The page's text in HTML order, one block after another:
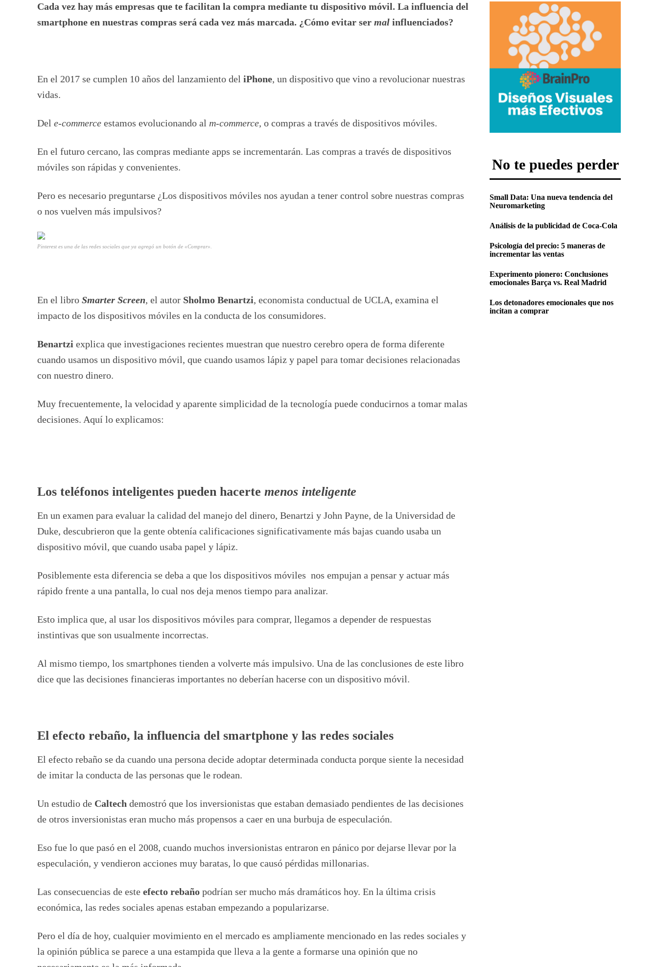
Cada vez hay más empresas que te facilitan la compra mediante tu dispositivo móvil. La influencia del
smartphone en nuestras compras será cada vez más marcada. ¿Cómo evitar ser mal influenciados?
En el 2017 se cumplen 10 años del lanzamiento del iPhone, un dispositivo que vino a revolucionar nuestras
vidas.
Del e-commerce estamos evolucionando al m-commerce, o compras a través de dispositivos móviles.
En el futuro cercano, las compras mediante apps se incrementarán. Las compras a través de dispositivos
móviles son rápidas y convenientes.
Pero es necesario preguntarse ¿Los dispositivos móviles nos ayudan a tener control sobre nuestras compras
o nos vuelven más impulsivos?
Pinterest es una de las redes sociales que ya agregó un botón de «Comprar».
En el libro Smarter Screen, el autor Sholmo Benartzi, economista conductual de UCLA, examina el
impacto de los dispositivos móviles en la conducta de los consumidores.
Benartzi explica que investigaciones recientes muestran que nuestro cerebro opera de forma diferente
cuando usamos un dispositivo móvil, que cuando usamos lápiz y papel para tomar decisiones relacionadas
con nuestro dinero.
Muy frecuentemente, la velocidad y aparente simplicidad de la tecnología puede conducirnos a tomar malas
decisiones. Aquí lo explicamos:
Los teléfonos inteligentes pueden hacerte menos inteligente
En un examen para evaluar la calidad del manejo del dinero, Benartzi y John Payne, de la Universidad de
Duke, descubrieron que la gente obtenía calificaciones significativamente más bajas cuando usaba un
dispositivo móvil, que cuando usaba papel y lápiz.
Posiblemente esta diferencia se deba a que los dispositivos móviles nos empujan a pensar y actuar más
rápido frente a una pantalla, lo cual nos deja menos tiempo para analizar.
Esto implica que, al usar los dispositivos móviles para comprar, llegamos a depender de respuestas
instintivas que son usualmente incorrectas.
Al mismo tiempo, los smartphones tienden a volverte más impulsivo. Una de las conclusiones de este libro
dice que las decisiones financieras importantes no deberían hacerse con un dispositivo móvil.
El efecto rebaño, la influencia del smartphone y las redes sociales
El efecto rebaño se da cuando una persona decide adoptar determinada conducta porque siente la necesidad
de imitar la conducta de las personas que le rodean.
Un estudio de Caltech demostró que los inversionistas que estaban demasiado pendientes de las decisiones
de otros inversionistas eran mucho más propensos a caer en una burbuja de especulación.
Eso fue lo que pasó en el 2008, cuando muchos inversionistas entraron en pánico por dejarse llevar por la
especulación, y vendieron acciones muy baratas, lo que causó pérdidas millonarias.
Las consecuencias de este efecto rebaño podrían ser mucho más dramáticos hoy. En la última crisis
económica, las redes sociales apenas estaban empezando a popularizarse.
Pero el día de hoy, cualquier movimiento en el mercado es ampliamente mencionado en las redes sociales y
la opinión pública se parece a una estampida que lleva a la gente a formarse una opinión que no
No te puedes perder
Small Data: Una nueva tendencia del
Neuromarketing
Análisis de la publicidad de Coca-Cola
Psicología del precio: 5 maneras de
incrementar las ventas
Experimento pionero: Conclusiones
emocionales Barça vs. Real Madrid
Los detonadores emocionales que nos
incitan a comprar